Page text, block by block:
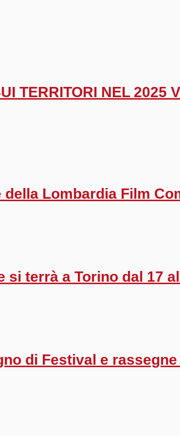
TERRITORI NEL 2025
Lombardia Film
si terrà a Torino dal 17
di Festival e